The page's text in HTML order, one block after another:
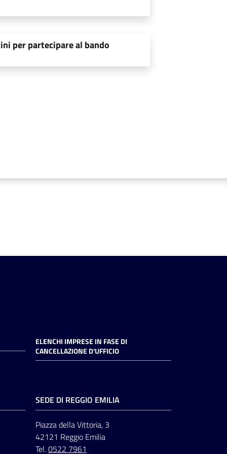
per partecipare al bando
ELENCHI IMPRESE IN FASE DI
CANCELLAZIONE D'UFFICIO
SEDE DI REGGIO EMILIA
Piazza della Vittoria, 3
42121 Reggio Emilia
Tel.0522 7961